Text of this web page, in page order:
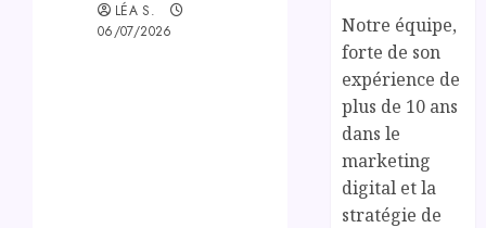
LÉA S.
06/07/2026
Notre équipe,
forte de son
expérience de
plus de 10 ans
dans le
marketing
digital et la
stratégie de